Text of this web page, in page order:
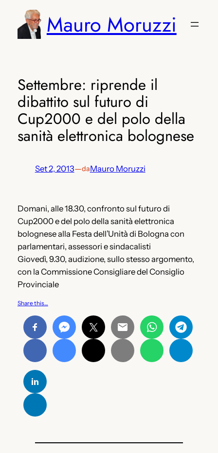
contenuto
Mauro Moruzzi
Settembre: riprende il
dibattito sul futuro di
Cup2000 e del polo della
sanità elettronica bolognese
Set 2, 2013—daMauro Moruzzi
Domani, alle 18.30, confronto sul futuro di
Cup2000 e del polo della sanità elettronica
bolognese alla Festa dell’Unità di Bologna con
parlamentari, assessori e sindacalisti
Giovedì, 9.30, audizione, sullo stesso argomento,
con la Commissione Consigliare del Consiglio
Provinciale
Share this…